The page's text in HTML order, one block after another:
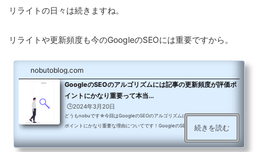
リライトの日々は続きますね。
リライトや更新頻度も今のGoogleのSEOには重要ですから。
nobutoblog.com
GoogleのSEOのアルゴリズムには記事の更新頻度が評価ポ
イントにかなり重要って本当...
🕒️2024年3月20日
どうもnobuです☆今回はGoogleのSEOのアルゴリズムには記事の更新頻度が評価
ポイントにかなり重要な理由についてです！GoogleのSEOのアルゴリズムには記
頻度はやはり重要です。毎日更新とまではいかないまでもブログサイトは常に更新
続きを読む